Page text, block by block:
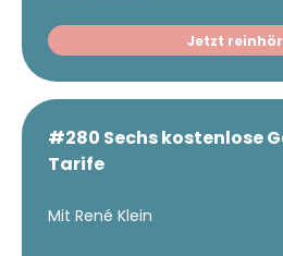
Jetzt
#280 Sechs kostenlose
Tarife
Mit René Klein